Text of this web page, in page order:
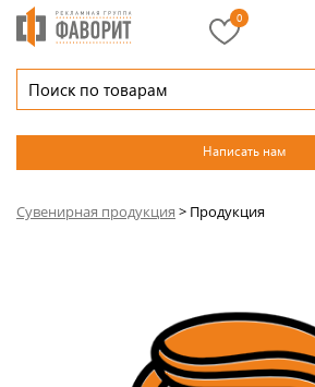
Написать нам
0
Сувенирная продукция > Продукция